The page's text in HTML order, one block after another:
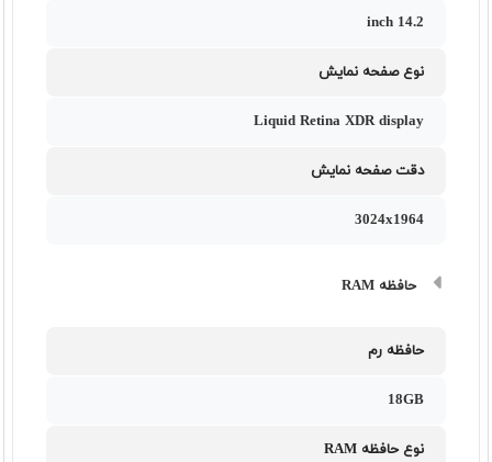
14.2 inch
نوع صفحه نمایش
Liquid Retina XDR display
دقت صفحه نمایش
3024x1964
حافظه RAM
حافظه رم
18GB
نوع حافظه RAM